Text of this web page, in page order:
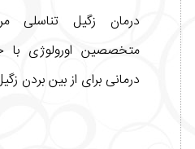
درمان زگیل تناسلی
متخصصین اورولوژی
درمانی برای از بین بردن